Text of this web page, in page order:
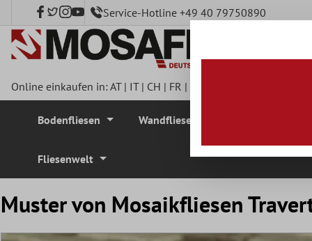
springen Service-Hotline +49 40 79750890
Online einkaufen in:AT| IT| CH | FR |
Bodenfliesen Wandfliesen
Fliesenwelt
Muster von Mosaikfliesen